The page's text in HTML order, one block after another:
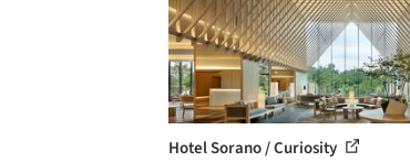
Hotel Sorano / Curiosity